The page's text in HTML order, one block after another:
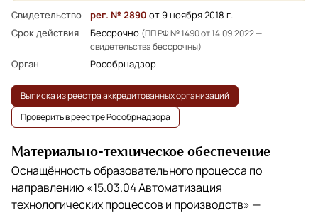
Свидетельство
рег. № 2890 от 9 ноября 2018 г.
Срок действия
Бессрочно (ПП РФ № 1490 от 14.09.2022 —
свидетельства бессрочны)
Орган Рособрнадзор
Выписка из реестра аккредитованных организаций
Проверить в реестре Рособрнадзора
Материально-техническое обеспечение
Оснащённость образовательного процесса по
направлению «15.03.04 Автоматизация
технологических процессов и производств» —